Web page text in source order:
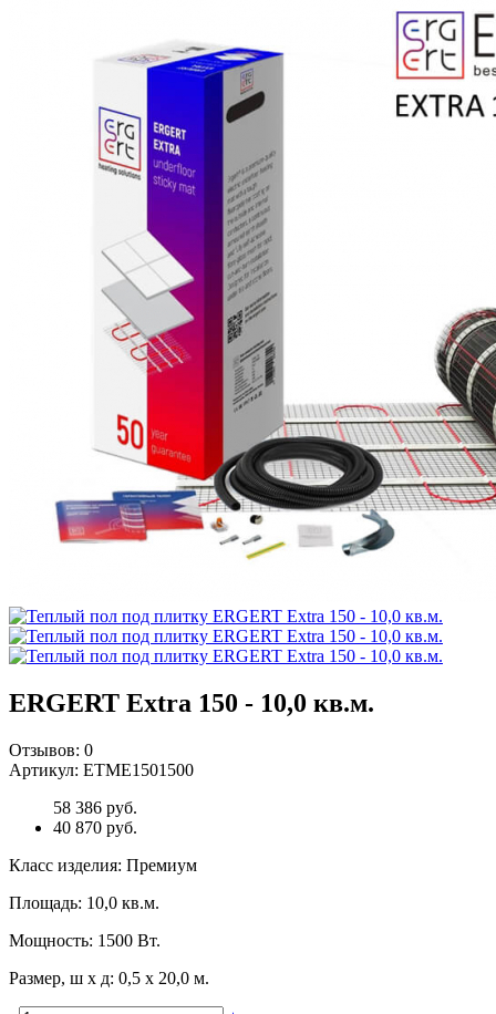
ERGERT Extra 150 - 10,0 кв.м.
Отзывов: 0
Артикул: ETME1501500
58 386 руб.
40 870 руб.
Класс изделия: Премиум
Площадь: 10,0 кв.м.
Мощность: 1500 Вт.
Размер, ш х д: 0,5 х 20,0 м.